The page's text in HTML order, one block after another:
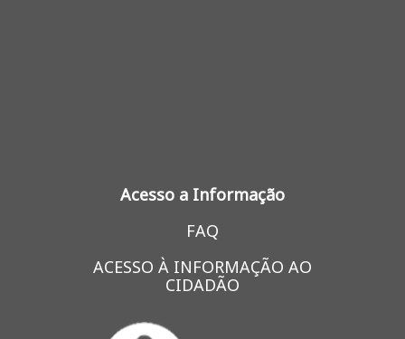
Acesso a Informação
FAQ
ACESSO À INFORMAÇÃO AO
CIDADÃO